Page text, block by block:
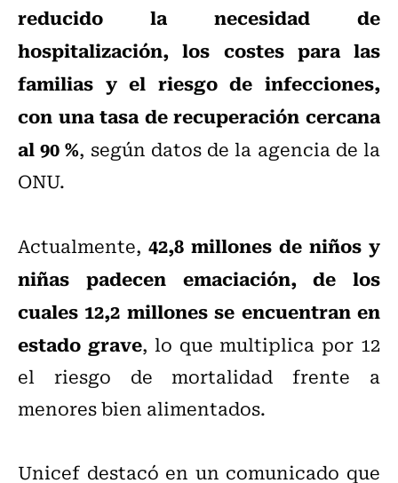
reducido la necesidad de
hospitalización, los costes para las
familias y el riesgo de infecciones,
con una tasa de recuperación cercana
al 90 %, según datos de la agencia de la
ONU.
Actualmente, 42,8 millones de niños y
niñas padecen emaciación, de los
cuales 12,2 millones se encuentran en
estado grave, lo que multiplica por 12
el riesgo de mortalidad frente a
menores bien alimentados.
Unicef destacó en un comunicado que